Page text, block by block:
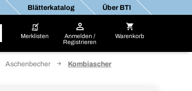
Blätterkatalog Über BTI
Merklisten
Anmelden /
Registrieren
Warenkorb
Aschenbecher Kombiascher